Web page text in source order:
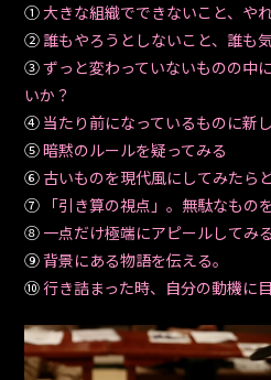
①大きな組織でできないこと、や
② 誰もやろうとしないこと、誰も
③ずっと変わっていないものの中
いか？
④ 当たり前になっているものに新
⑤暗黙のルールを疑ってみる
⑥ 古いものを現代風にしてみたら
⑦ 「引き算の視点」。無駄なもの
⑧ 一点だけ極端にアピールしてみる
⑨背景にある物語を伝える。
⑩行き詰まった時、自分の動機に目